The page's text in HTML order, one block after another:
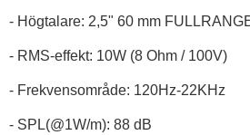
- Högtalare: 2,5" 60 mm
- RMS-effekt: 10W (8 Ohm / 100V)
- Frekvensområde: 120Hz-22KHz
- SPL(@1W/m): 88 dB